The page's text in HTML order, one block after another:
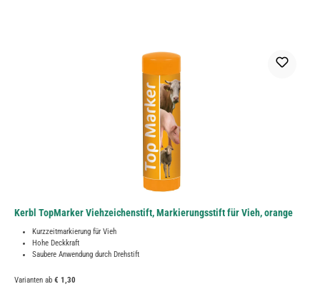
Kerbl TopMarker Viehzeichenstift, Markierungsstift für Vieh, orange
Kurzzeitmarkierung für Vieh
Hohe Deckkraft
Saubere Anwendung durch Drehstift
Varianten ab € 1,30